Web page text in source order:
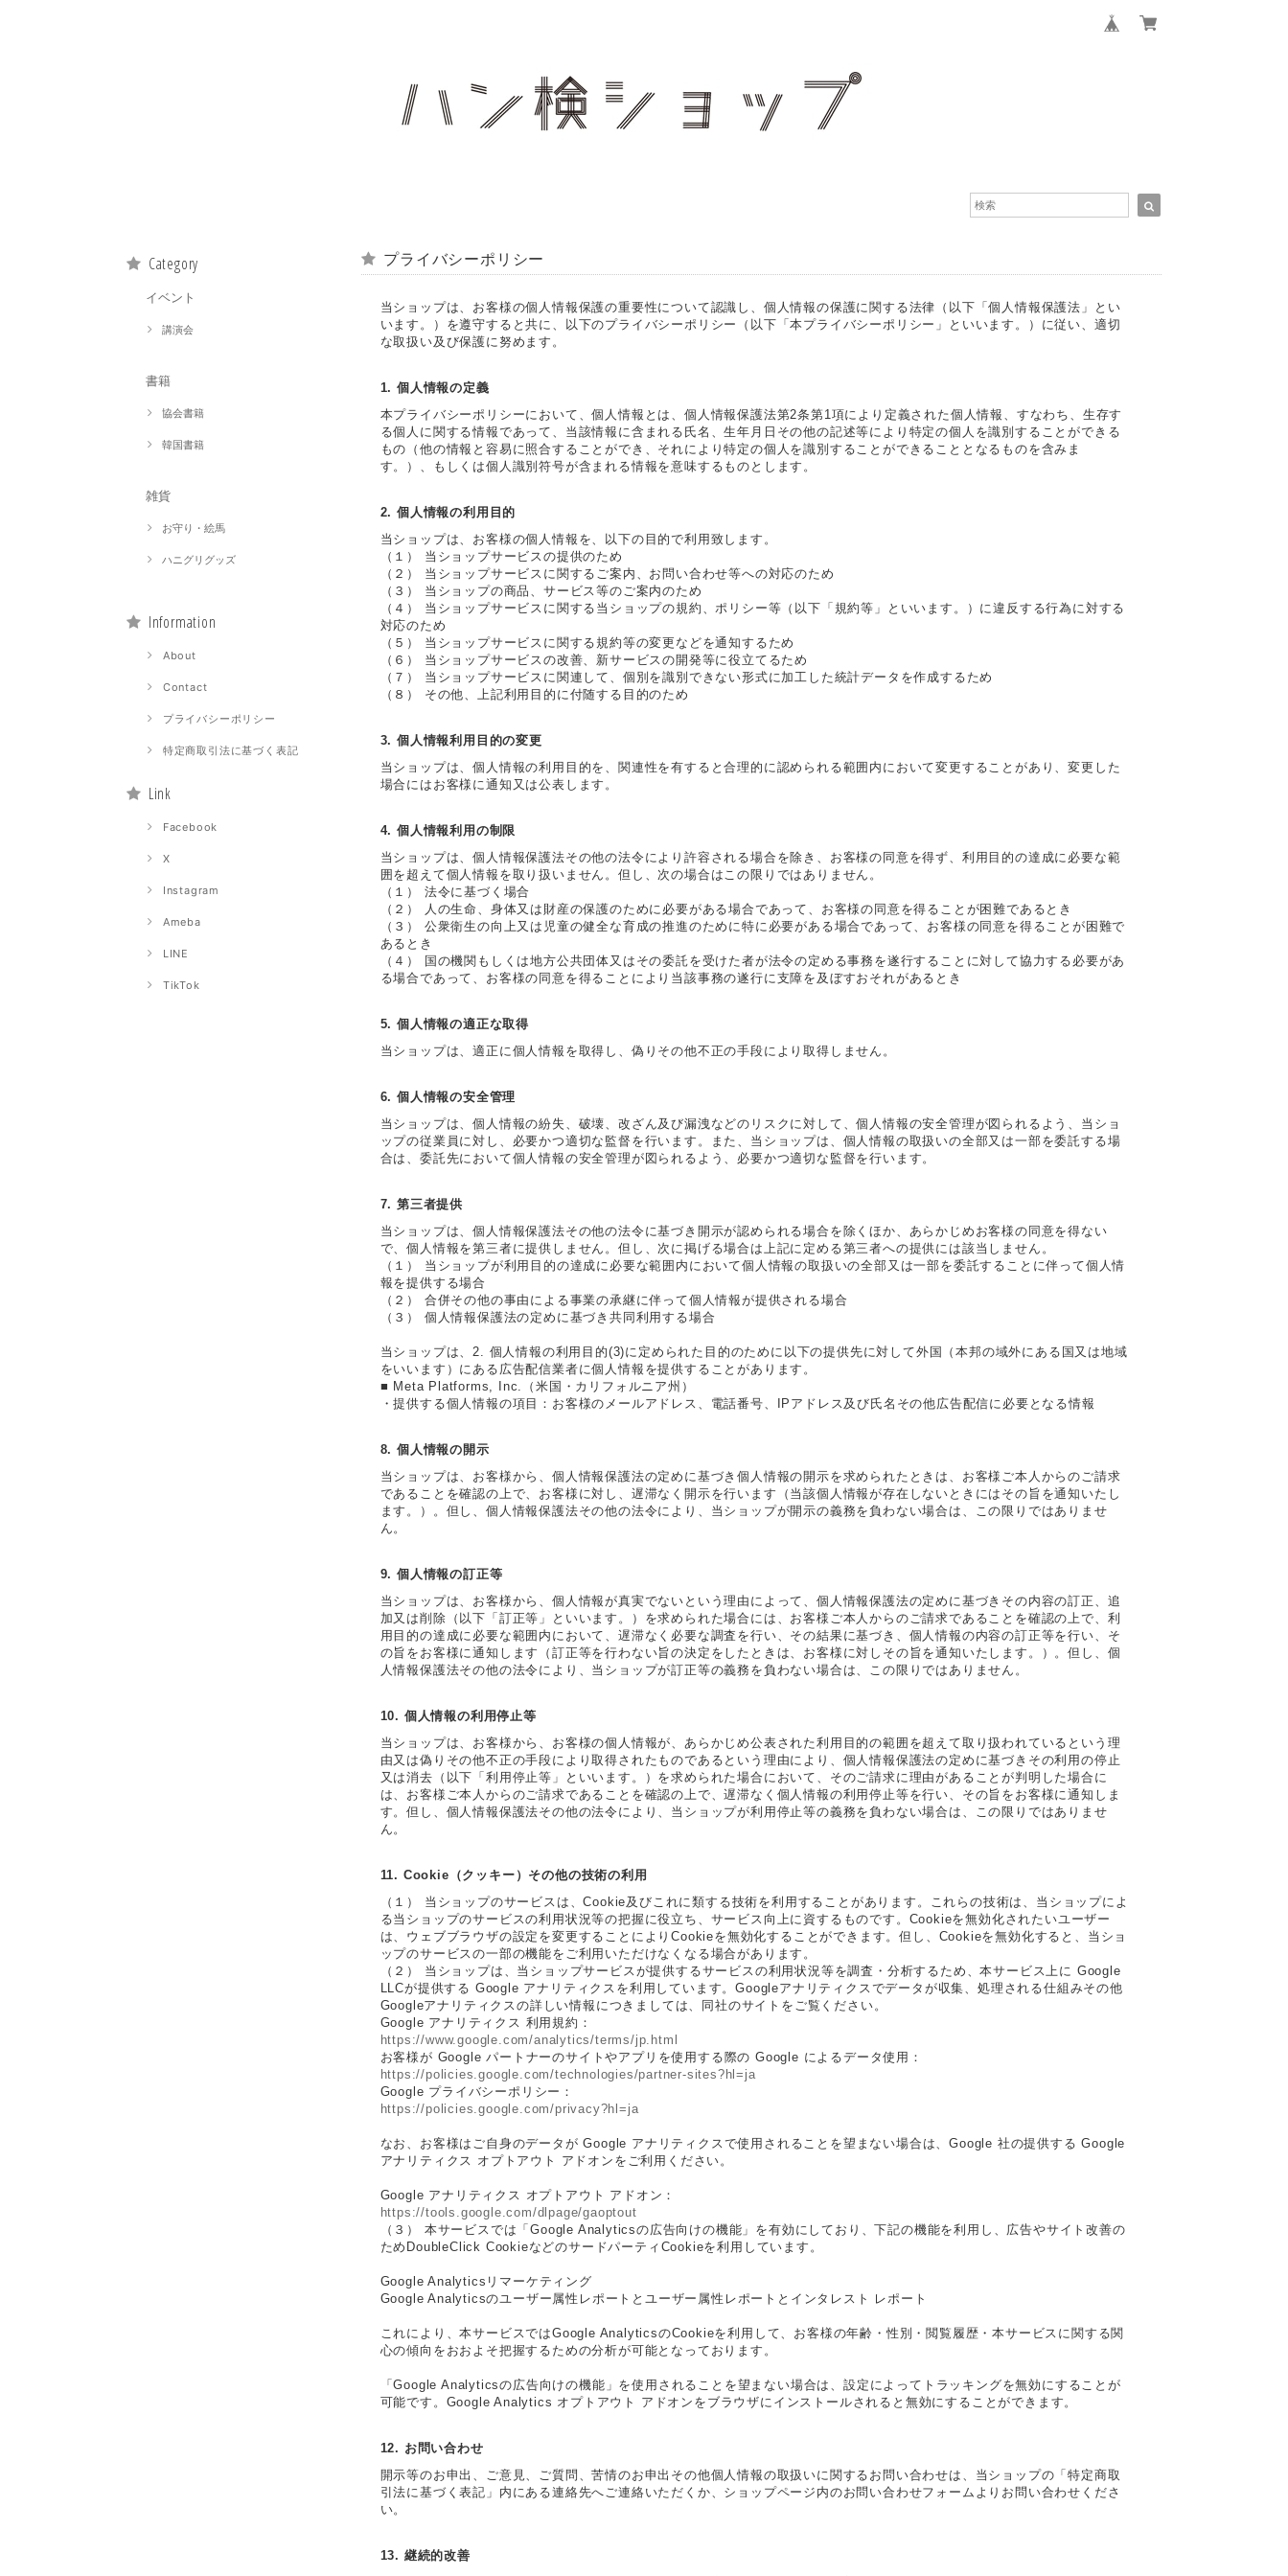
Category
イベント
講演会
書籍
協会書籍
韓国書籍
雑貨
お守り・絵馬
ハニグリグッズ
Information
About
Contact
プライバシーポリシー
特定商取引法に基づく表記
Link
Facebook
X
Instagram
Ameba
LINE
TikTok
プライバシーポリシー
当ショップは、お客様の個人情報保護の重要性について認識し、個人情報の保護に関する法律（以下「個人情報保護法」とい
います。）を遵守すると共に、以下のプライバシーポリシー（以下「本プライバシーポリシー」といいます。）に従い、適切
な取扱い及び保護に努めます。
1. 個人情報の定義
本プライバシーポリシーにおいて、個人情報とは、個人情報保護法第2条第1項により定義された個人情報、すなわち、生存す
る個人に関する情報であって、当該情報に含まれる氏名、生年月日その他の記述等により特定の個人を識別することができる
もの（他の情報と容易に照合することができ、それにより特定の個人を識別することができることとなるものを含みま
す。）、もしくは個人識別符号が含まれる情報を意味するものとします。
2. 個人情報の利用目的
当ショップは、お客様の個人情報を、以下の目的で利用致します。
（１） 当ショップサービスの提供のため
（２） 当ショップサービスに関するご案内、お問い合わせ等への対応のため
（３） 当ショップの商品、サービス等のご案内のため
（４） 当ショップサービスに関する当ショップの規約、ポリシー等（以下「規約等」といいます。）に違反する行為に対する
対応のため
（５） 当ショップサービスに関する規約等の変更などを通知するため
（６） 当ショップサービスの改善、新サービスの開発等に役立てるため
（７） 当ショップサービスに関連して、個別を識別できない形式に加工した統計データを作成するため
（８） その他、上記利用目的に付随する目的のため
3. 個人情報利用目的の変更
当ショップは、個人情報の利用目的を、関連性を有すると合理的に認められる範囲内において変更することがあり、変更した
場合にはお客様に通知又は公表します。
4. 個人情報利用の制限
当ショップは、個人情報保護法その他の法令により許容される場合を除き、お客様の同意を得ず、利用目的の達成に必要な範
囲を超えて個人情報を取り扱いません。但し、次の場合はこの限りではありません。
（１） 法令に基づく場合
（２） 人の生命、身体又は財産の保護のために必要がある場合であって、お客様の同意を得ることが困難であるとき
（３） 公衆衛生の向上又は児童の健全な育成の推進のために特に必要がある場合であって、お客様の同意を得ることが困難で
あるとき
（４） 国の機関もしくは地方公共団体又はその委託を受けた者が法令の定める事務を遂行することに対して協力する必要があ
る場合であって、お客様の同意を得ることにより当該事務の遂行に支障を及ぼすおそれがあるとき
5. 個人情報の適正な取得
当ショップは、適正に個人情報を取得し、偽りその他不正の手段により取得しません。
6. 個人情報の安全管理
当ショップは、個人情報の紛失、破壊、改ざん及び漏洩などのリスクに対して、個人情報の安全管理が図られるよう、当ショ
ップの従業員に対し、必要かつ適切な監督を行います。また、当ショップは、個人情報の取扱いの全部又は一部を委託する場
合は、委託先において個人情報の安全管理が図られるよう、必要かつ適切な監督を行います。
7. 第三者提供
当ショップは、個人情報保護法その他の法令に基づき開示が認められる場合を除くほか、あらかじめお客様の同意を得ない
で、個人情報を第三者に提供しません。但し、次に掲げる場合は上記に定める第三者への提供には該当しません。
（１） 当ショップが利用目的の達成に必要な範囲内において個人情報の取扱いの全部又は一部を委託することに伴って個人情
報を提供する場合
（２） 合併その他の事由による事業の承継に伴って個人情報が提供される場合
（３） 個人情報保護法の定めに基づき共同利用する場合
当ショップは、2. 個人情報の利用目的(3)に定められた目的のために以下の提供先に対して外国（本邦の域外にある国又は地域
をいいます）にある広告配信業者に個人情報を提供することがあります。
■ Meta Platforms, Inc.（米国・カリフォルニア州）
・提供する個人情報の項目：お客様のメールアドレス、電話番号、IPアドレス及び氏名その他広告配信に必要となる情報
8. 個人情報の開示
当ショップは、お客様から、個人情報保護法の定めに基づき個人情報の開示を求められたときは、お客様ご本人からのご請求
であることを確認の上で、お客様に対し、遅滞なく開示を行います（当該個人情報が存在しないときにはその旨を通知いたし
ます。）。但し、個人情報保護法その他の法令により、当ショップが開示の義務を負わない場合は、この限りではありませ
ん。
9. 個人情報の訂正等
当ショップは、お客様から、個人情報が真実でないという理由によって、個人情報保護法の定めに基づきその内容の訂正、追
加又は削除（以下「訂正等」といいます。）を求められた場合には、お客様ご本人からのご請求であることを確認の上で、利
用目的の達成に必要な範囲内において、遅滞なく必要な調査を行い、その結果に基づき、個人情報の内容の訂正等を行い、そ
の旨をお客様に通知します（訂正等を行わない旨の決定をしたときは、お客様に対しその旨を通知いたします。）。但し、個
人情報保護法その他の法令により、当ショップが訂正等の義務を負わない場合は、この限りではありません。
10. 個人情報の利用停止等
当ショップは、お客様から、お客様の個人情報が、あらかじめ公表された利用目的の範囲を超えて取り扱われているという理
由又は偽りその他不正の手段により取得されたものであるという理由により、個人情報保護法の定めに基づきその利用の停止
又は消去（以下「利用停止等」といいます。）を求められた場合において、そのご請求に理由があることが判明した場合に
は、お客様ご本人からのご請求であることを確認の上で、遅滞なく個人情報の利用停止等を行い、その旨をお客様に通知しま
す。但し、個人情報保護法その他の法令により、当ショップが利用停止等の義務を負わない場合は、この限りではありませ
ん。
11. Cookie（クッキー）その他の技術の利用
（１） 当ショップのサービスは、Cookie及びこれに類する技術を利用することがあります。これらの技術は、当ショップによ
る当ショップのサービスの利用状況等の把握に役立ち、サービス向上に資するものです。Cookieを無効化されたいユーザー
は、ウェブブラウザの設定を変更することによりCookieを無効化することができます。但し、Cookieを無効化すると、当ショ
ップのサービスの一部の機能をご利用いただけなくなる場合があります。
（２） 当ショップは、当ショップサービスが提供するサービスの利用状況等を調査・分析するため、本サービス上に Google
LLCが提供する Google アナリティクスを利用しています。Googleアナリティクスでデータが収集、処理される仕組みその他
Googleアナリティクスの詳しい情報につきましては、同社のサイトをご覧ください。
Google アナリティクス 利用規約：
https://www.google.com/analytics/terms/jp.html
お客様が Google パートナーのサイトやアプリを使用する際の Google によるデータ使用：
https://policies.google.com/technologies/partner-sites?hl=ja
Google プライバシーポリシー：
https://policies.google.com/privacy?hl=ja
なお、お客様はご自身のデータが Google アナリティクスで使用されることを望まない場合は、Google 社の提供する Google
アナリティクス オプトアウト アドオンをご利用ください。
Google アナリティクス オプトアウト アドオン：
https://tools.google.com/dlpage/gaoptout
（３） 本サービスでは「Google Analyticsの広告向けの機能」を有効にしており、下記の機能を利用し、広告やサイト改善の
ためDoubleClick CookieなどのサードパーティCookieを利用しています。
Google Analyticsリマーケティング
Google Analyticsのユーザー属性レポートとユーザー属性レポートとインタレスト レポート
これにより、本サービスではGoogle AnalyticsのCookieを利用して、お客様の年齢・性別・閲覧履歴・本サービスに関する関
心の傾向をおおよそ把握するための分析が可能となっております。
「Google Analyticsの広告向けの機能」を使用されることを望まない場合は、設定によってトラッキングを無効にすることが
可能です。Google Analytics オプトアウト アドオンをブラウザにインストールされると無効にすることができます。
12. お問い合わせ
開示等のお申出、ご意見、ご質問、苦情のお申出その他個人情報の取扱いに関するお問い合わせは、当ショップの「特定商取
引法に基づく表記」内にある連絡先へご連絡いただくか、ショップページ内のお問い合わせフォームよりお問い合わせくださ
い。
13. 継続的改善